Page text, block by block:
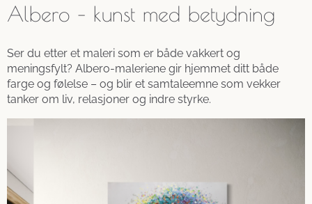
Albero – kunst med betydning
Ser du etter et maleri som er både vakkert og
meningsfylt? Albero-maleriene gir hjemmet ditt både
farge og følelse – og blir et samtaleemne som vekker
tanker om liv, relasjoner og indre styrke.